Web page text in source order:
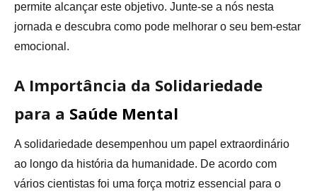
permite alcançar este objetivo. Junte-se a nós nesta
jornada e descubra como pode melhorar o seu bem-estar
emocional.
A Importância da Solidariedade
para a Saúde Mental
A solidariedade desempenhou um papel extraordinário
ao longo da história da humanidade. De acordo com
vários cientistas foi uma força motriz essencial para o